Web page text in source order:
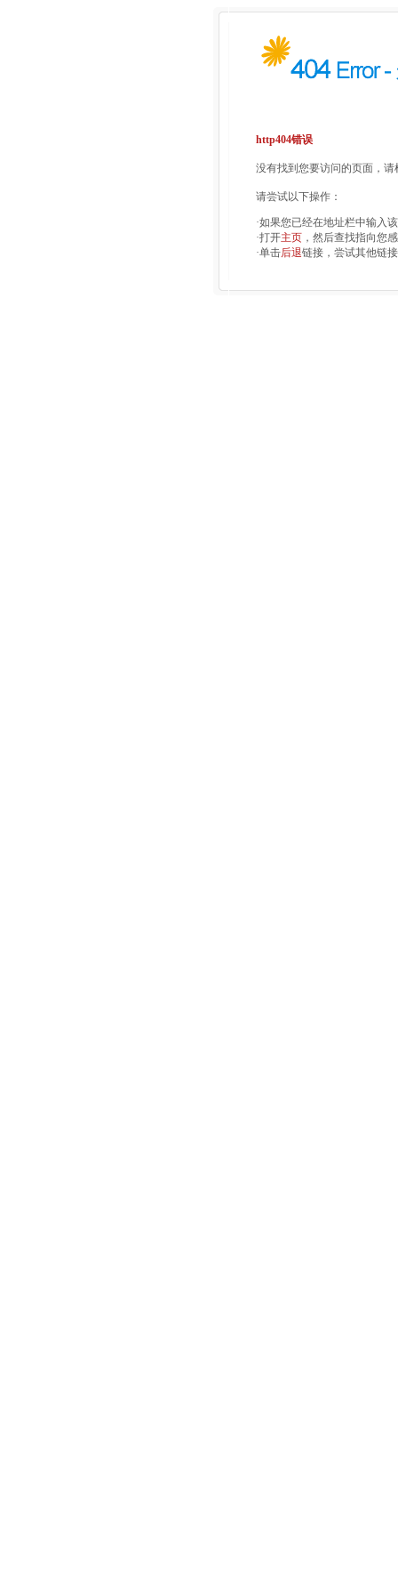
http404错误
没有找到您要访问的页面，
请尝试以下操作：
·如果您已经在地址栏中输入
·打开主页 ，然后查找指向您
·单击后退链接，尝试其他链